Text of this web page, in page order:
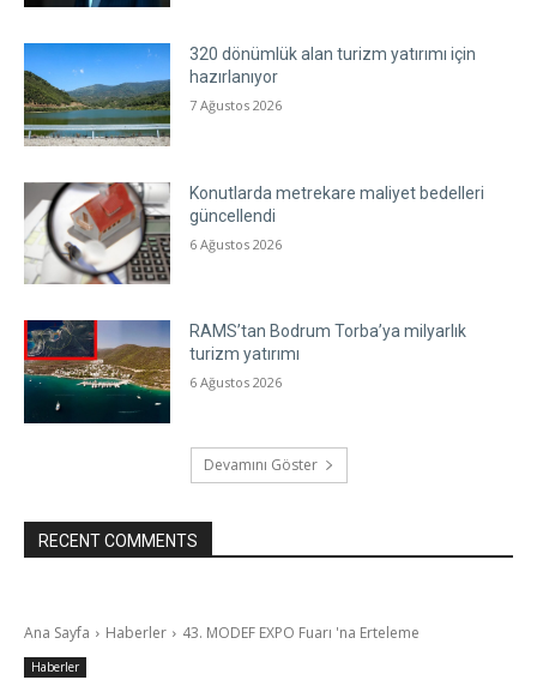
320 dönümlük alan turizm yatırımı için
hazırlanıyor
7 Ağustos 2026
Konutlarda metrekare maliyet bedelleri
güncellendi
6 Ağustos 2026
RAMS’tan Bodrum Torba’ya milyarlık
turizm yatırımı
6 Ağustos 2026
Devamını Göster
RECENT COMMENTS